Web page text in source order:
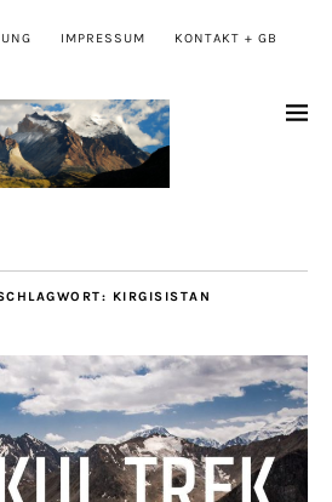
IMPRESSUM KONTAKT + GB
KIRGISISTAN